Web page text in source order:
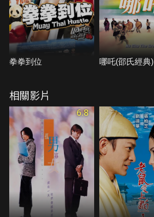
拳拳到位 哪吒(邵氏經典)
相關影片
6.8